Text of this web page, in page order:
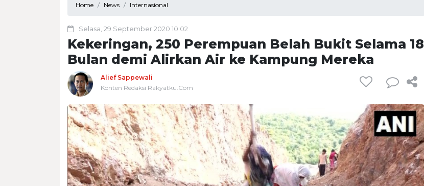
Home News Internasional
Selasa, 29 September 2020 10:02
Kekeringan, 250 Perempuan Belah Bukit Selama 18
Bulan demi Alirkan Air ke Kampung Mereka
Alief Sappewali
Konten Redaksi Rakyatku.Com